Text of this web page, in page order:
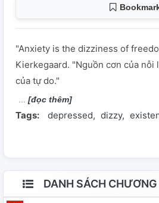
"Anxiety is the dizziness of
Kierkegaard. "Nguồn cơn của nỗi
của tự do."
[đọc thêm]
Tags: depressed dizzy
DANH SÁCH CHƯƠNG